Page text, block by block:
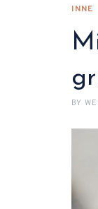
INNE
BY